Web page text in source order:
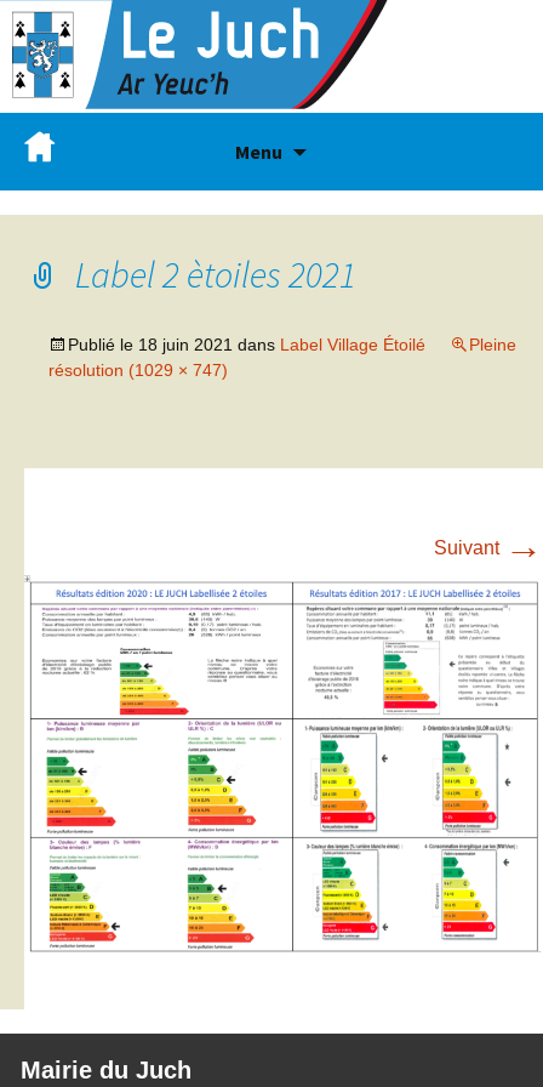
Menu
Label 2 ètoiles 2021
Publié le 18 juin 2021 dans Label Village Étoilé
Pleine
résolution (1029 × 747)
Suivant →
Mairie du Juch